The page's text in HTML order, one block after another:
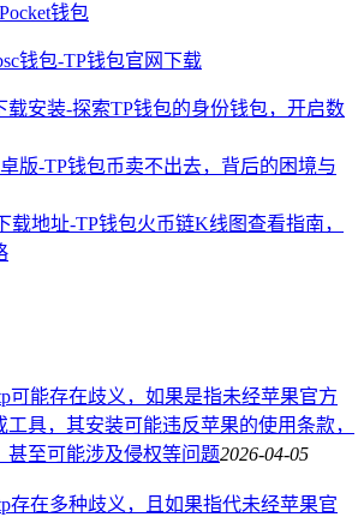
钱包
钱包-TP钱包官网下载
载安装-探索TP钱包的身份钱包，开启数
版-TP钱包币卖不出去，背后的困境与
载地址-TP钱包火币链K线图查看指南，
可能存在歧义，如果是指未经苹果官方
具，其安装可能违反苹果的使用条款，
甚至可能涉及侵权等问题2026-04-05
存在多种歧义，且如果指代未经苹果官